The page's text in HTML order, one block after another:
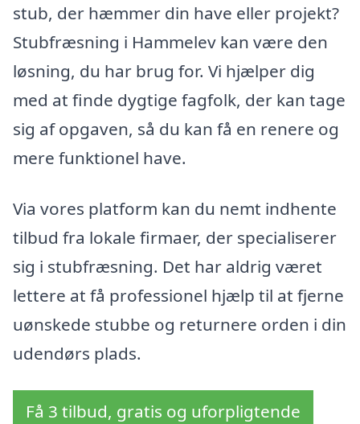
stub, der hæmmer din have eller projekt?
Stubfræsning i Hammelev kan være den
løsning, du har brug for. Vi hjælper dig
med at finde dygtige fagfolk, der kan tage
sig af opgaven, så du kan få en renere og
mere funktionel have.
Via vores platform kan du nemt indhente
tilbud fra lokale firmaer, der specialiserer
sig i stubfræsning. Det har aldrig været
lettere at få professionel hjælp til at fjerne
uønskede stubbe og returnere orden i din
udendørs plads.
Få 3 tilbud, gratis og uforpligtende